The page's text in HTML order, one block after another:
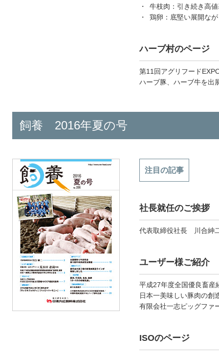
牛枝肉： 引き続き高
鶏卵： 底堅い展開な
ハーブ村のページ
第11回アグリフード
ハーブ豚、ハーブ牛を出
飼養 2016年夏の号
注目の記事
社長就任のご挨拶
代表取締役社長 川合紳
ユーザー様ご紹介
平成27年度全国優良畜産
日本一美味しい豚肉の創
有限会社一志ピッグフ
ISOのページ